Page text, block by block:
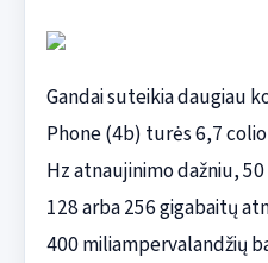
Gandai suteikia daugiau
Phone (4b) turės 6,7
Hz atnaujinimo dažniu,
128 arba 256 gigabaitų
400 miliampervalandžių